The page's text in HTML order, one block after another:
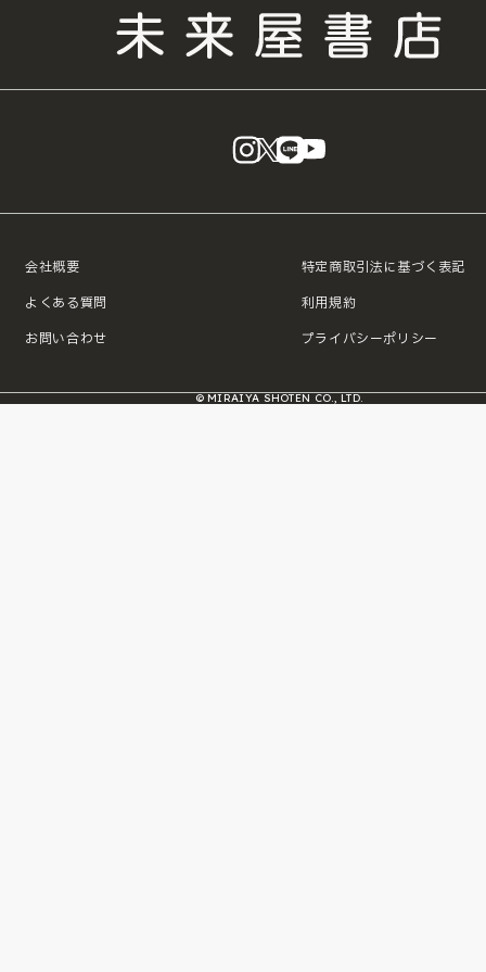
instagram
X LINE
会社概要
よくある質問
お問い合わせ
特定商取引法に基づく表記
利用規約
プライバシーポリシー
© MIRAIYA SHOTEN CO., LTD.